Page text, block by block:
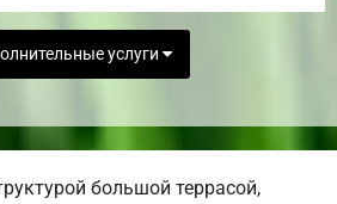
услуги
большой террасой,